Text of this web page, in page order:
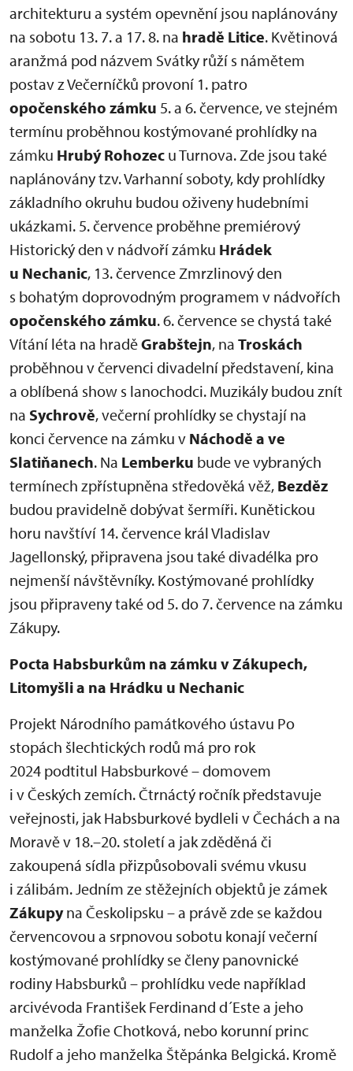
architekturu a systém opevnění jsou naplánovány
na sobotu 13. 7. a 17. 8. na hradě Litice. Květinová
aranžmá pod názvem Svátky růží s námětem
postav z Večerníčků provoní 1. patro
opočenského zámku 5. a 6. července, ve stejném
termínu proběhnou kostýmované prohlídky na
zámku Hrubý Rohozec u Turnova. Zde jsou také
naplánovány tzv. Varhanní soboty, kdy prohlídky
základního okruhu budou oživeny hudebními
ukázkami. 5. července proběhne premiérový
Historický den v nádvoří zámku Hrádek
u Nechanic, 13. července Zmrzlinový den
s bohatým doprovodným programem v nádvořích
opočenského zámku. 6. července se chystá také
Vítání léta na hraděGrabštejn, na Troskách
proběhnou v červenci divadelní představení, kina
a oblíbená show s lanochodci. Muzikály budou znít
na Sychrově, večerní prohlídky se chystají na
konci července na zámku v Náchodě a ve
Slatiňanech. Na Lemberku bude ve vybraných
termínech zpřístupněna středověká věž, Bezděz
budou pravidelně dobývat šermíři. Kunětickou
horu navštíví 14. července král Vladislav
Jagellonský, připravena jsou také divadélka pro
nejmenší návštěvníky. Kostýmované prohlídky
jsou připraveny také od 5. do 7. července na zámku
Zákupy.
Pocta Habsburkům na zámku v Zákupech,
Litomyšli a na Hrádku u Nechanic
Projekt Národního památkového ústavu Po
stopách šlechtických rodů má pro rok
2024 podtitul Habsburkové – domovem
i v Českých zemích. Čtrnáctý ročník představuje
veřejnosti, jak Habsburkové bydleli v Čechách a na
Moravě v 18.–20. století a jak zděděná či
zakoupená sídla přizpůsobovali svému vkusu
i zálibám. Jedním ze stěžejních objektů je zámek
Zákupyna Českolipsku – a právě zde se každou
červencovou a srpnovou sobotu konají večerní
kostýmované prohlídky se členy panovnické
rodiny Habsburků – prohlídku vede například
arcivévoda František Ferdinand d´Este a jeho
manželka Žofie Chotková, nebo korunní princ
Rudolf a jeho manželka Štěpánka Belgická. Kromě